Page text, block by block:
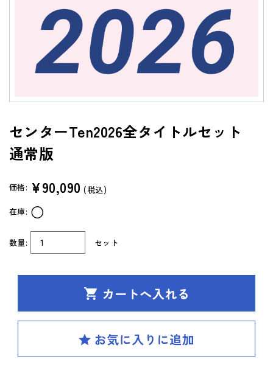
ソフトウェアご登録フォーム
製品サポートページ
よくあるご質問（FAQ）
センターTen 2026
通常版
アップグレード版
（DVD-ROM簡易パッケージ）
アップグレード版
（ダウンロード）
製品サポートページ
よくあるご質問（FAQ）
SPIRAL（スパイラル）新ラインナップ発刊
新刊 高校への準備
センターTen2026全タイトルセット
通常版
価格: ¥90,090 (税込)
数量: セット
在庫: ○